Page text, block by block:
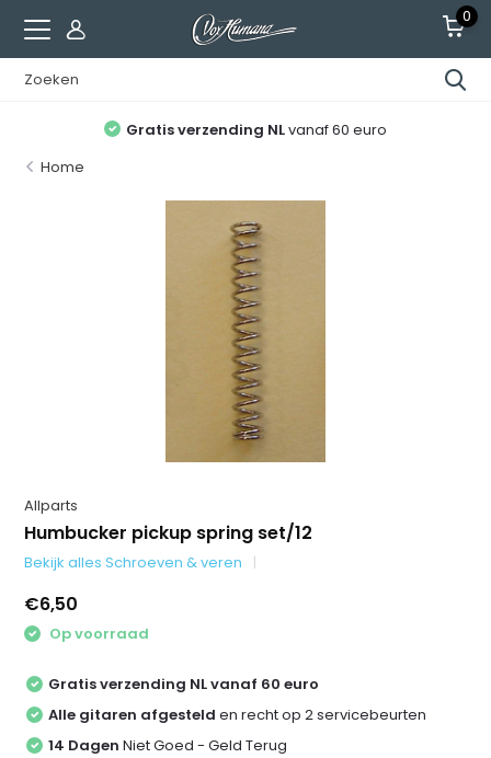
0
Gratis verzending NLvanaf 60 euro
Home
Allparts
Humbucker pickup spring set/12
Bekijk alles Schroeven & veren
€6,50
Op voorraad
Gratis verzending NL vanaf 60 euro
Alle gitaren afgesteld en recht op 2 servicebeurten
14 Dagen Niet Goed - Geld Terug